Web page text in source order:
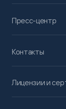
Пресс-центр
Контакты
Лицензии и